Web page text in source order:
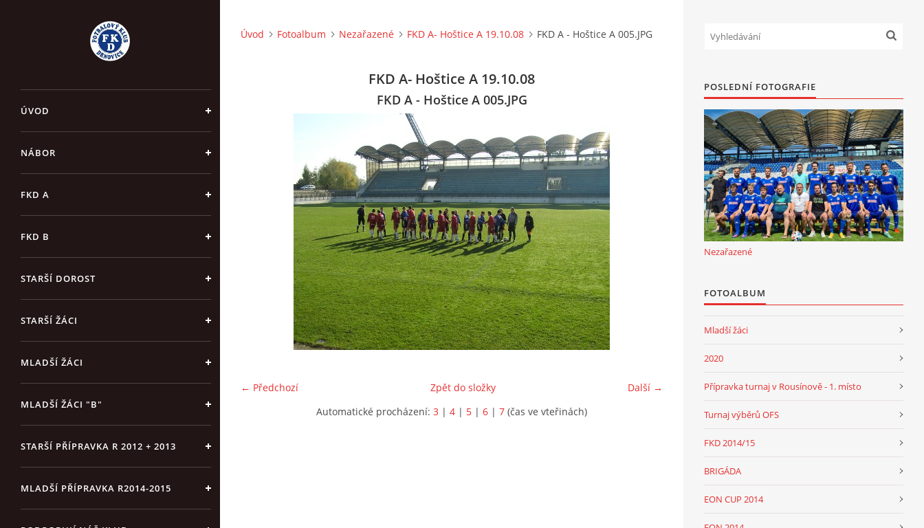
ÚVOD
NÁBOR
FKD A
FKD B
STARŠÍ DOROST
STARŠÍ ŽÁCI
MLADŠÍ ŽÁCI
MLADŠÍ ŽÁCI "B"
STARŠÍ PŘÍPRAVKA R 2012 + 2013
MLADŠÍ PŘÍPRAVKA R2014-2015
Úvod Fotoalbum Nezařazené FKD A- Hoštice A 19.10.08 FKD A - Hoštice A 005.JPG
FKD A- Hoštice A 19.10.08
FKD A - Hoštice A 005.JPG
← Předchozí Další →
Zpět do složky
Automatické procházení: 3 | 4 | 5 | 6 | 7 (čas ve vteřinách)
POSLEDNÍ FOTOGRAFIE
Nezařazené
FOTOALBUM
Mladší žáci
2020
Přípravka turnaj v Rousínově - 1. místo
Turnaj výběrů OFS
FKD 2014/15
BRIGÁDA
EON CUP 2014